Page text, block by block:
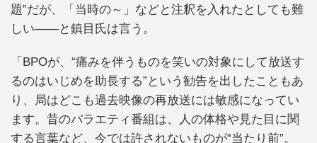
題”だが、「当時の～」などと注釈を入れたとしても難
しい――と鎮目氏は言う。
「BPOが、“痛みを伴うものを笑いの対象にして放送す
るのはいじめを助長する”という勧告を出したこともあ
り、局はどこも過去映像の再放送には敏感になってい
ます。昔のバラエティ番組は、人の体格や見た目に関
する言葉など、今では許されないものが“当たり前”。